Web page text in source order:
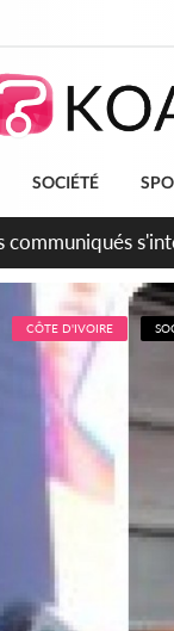
SOCIÉTÉ
plaide pour
CÔTE D'IVOIRE